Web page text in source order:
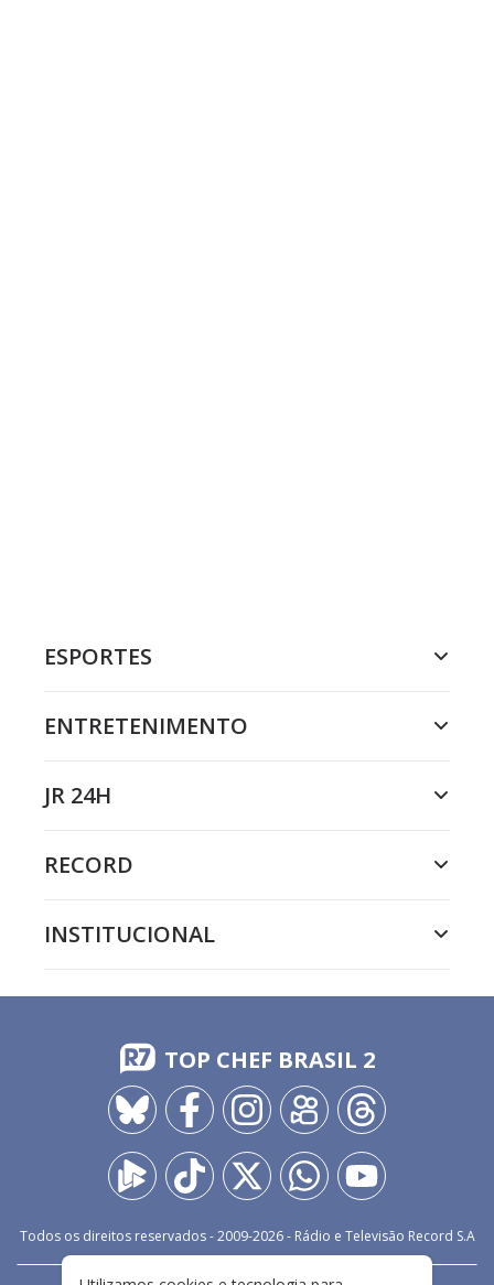
ESPORTES
ENTRETENIMENTO
JR 24H
RECORD
INSTITUCIONAL
TOP CHEF BRASIL 2
Todos os direitos reservados - 2009-2026- Rádio e Televisão Record S.A